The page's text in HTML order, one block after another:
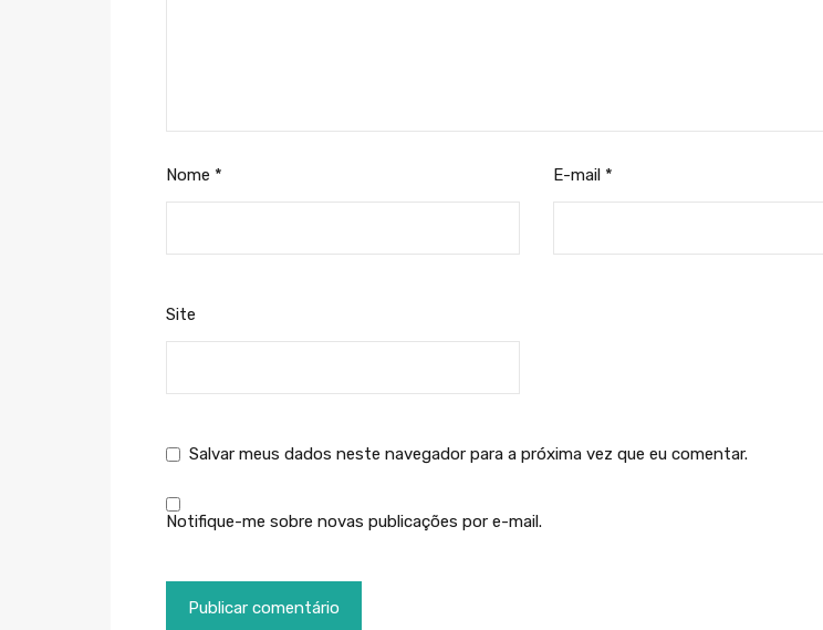
Nome * E-mail *
Site
Salvar meus dados neste navegador para a próxima vez que eu comentar.
Notifique-me sobre novas publicações por e-mail.